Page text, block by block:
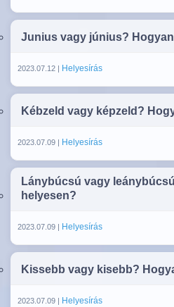
Junius vagy június?
2023.07.12 | Helyesírás
Kébzeld vagy képzeld?
2023.07.09 | Helyesírás
Lánybúcsú vagy
helyesen?
2023.07.09 | Helyesírás
Kissebb vagy kisebb?
2023.07.09 | Helyesírás